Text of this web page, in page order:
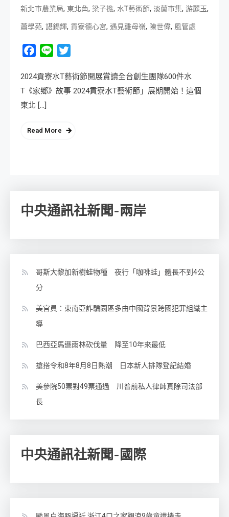
新北市農業局, 東北角, 梁子擔, 水T藝術節, 淡蘭市集, 游麗玉,
蕭學苑, 諶錫輝, 貢寮德心宮, 遇見雞母嶺, 陳世偉, 風管處
Facebook
Line
2024貢寮水T藝術節開展賞讀全台創生團隊600件水
T《家鄉》故事 2024貢寮水T藝術節」展期開始！這個
東北 […]
Read More
中央通訊社新聞-兩岸
哥斯大黎加新樹蛙物種 夜行「咖啡蛙」體長不到4公
分
美官員：東南亞詐騙園區多由中國背景跨國犯罪組織主
導
巴西亞馬遜雨林砍伐量 降至10年來最低
搶搭令和8年8月8日熱潮 日本新人排隊登記結婚
美參院50票對49票通過 川普前私人律師真除司法部
長
中央通訊社新聞-國際